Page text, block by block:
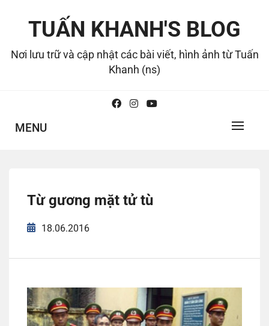
TUẤN KHANH'S BLOG
Nơi lưu trữ và cập nhật các bài viết, hình ảnh từ Tuấn
Khanh (ns)
MENU
Từ gương mặt tử tù
18.06.2016